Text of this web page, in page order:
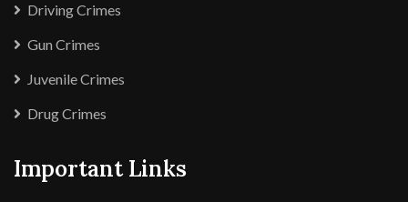
Driving Crimes
Gun Crimes
Juvenile Crimes
Drug Crimes
Important Links